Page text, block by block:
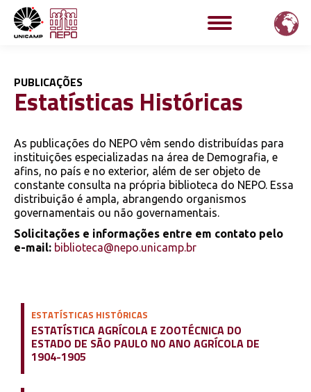
PUBLICAÇÕES
Estatísticas Históricas
As publicações do NEPO vêm sendo distribuídas para
instituições especializadas na área de Demografia, e
afins, no país e no exterior, além de ser objeto de
constante consulta na própria biblioteca do NEPO. Essa
distribuição é ampla, abrangendo organismos
governamentais ou não governamentais.
Solicitações e informações entre em contato pelo
e-mail: biblioteca@nepo.unicamp.br
ESTATÍSTICAS HISTÓRICAS
ESTATÍSTICA AGRÍCOLA E ZOOTÉCNICA DO
ESTADO DE SÃO PAULO NO ANO AGRÍCOLA DE
1904-1905